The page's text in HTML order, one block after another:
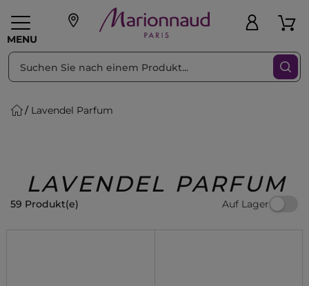
MENU
Geschenke PFLEGE
Beauty
Lavendel Parfum
LAVENDEL PARFUM
59 Produkt(e) Auf Lager
sortieren nach Filter